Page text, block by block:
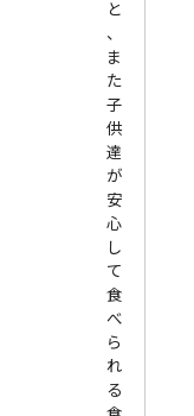
と
、
ま
た
子
供
達
が
安
心
し
て
食
べ
ら
れ
る